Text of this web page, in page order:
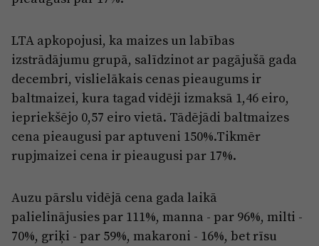
LTA apkopojusi, ka maizes un labības
izstrādājumu grupā, salīdzinot ar pagājušā gada
decembri, vislielākais cenas pieaugums ir
baltmaizei, kura tagad vidēji izmaksā 1,46 eiro,
iepriekšējo 0,57 eiro vietā. Tādējādi baltmaizes
cena pieaugusi par aptuveni 150%.Tikmēr
rupjmaizei cena ir pieaugusi par 17%.
Auzu pārslu vidējā cena gada laikā
palielinājusies par 111%, manna - par 96%, milti -
70%, griķi - par 59%, makaroni - 16%, bet rīsu